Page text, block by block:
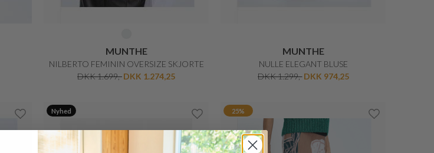
MUNTHE
NILBERTO FEMININ OVERSIZE SKJORTE
DKK 1.699,-DKK 1.274,25
MUNTHE
NULLE ELEGANT BLUSE
DKK 1.299,- DKK 974,25
Nyhed 25%